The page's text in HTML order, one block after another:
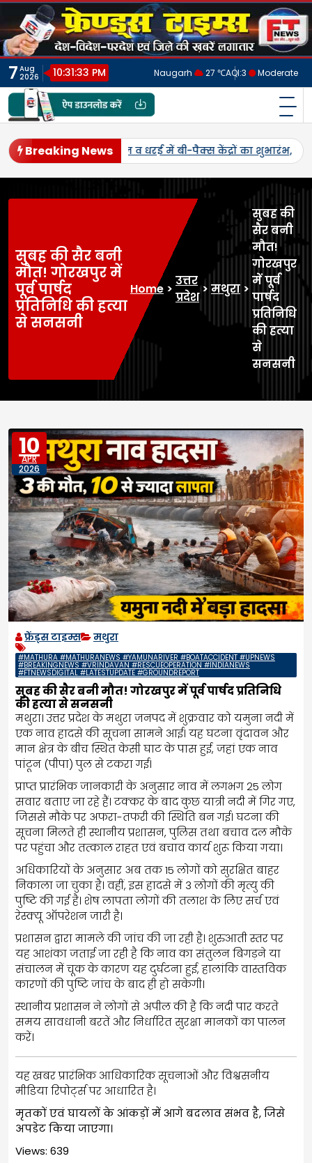
Skip
content
7 Aug
2026
10:31:36 PM Naugarh 27 ℃AQI:3 Moderate
फ्रेंड्स टाइम्स
Breaking News
में पहली बार एमएसपी पर होगी उड़द-मूंग की खरीद, सलोन के
सुबह की सैर बनी
मौत! गोरखपुर में
पूर्व पार्षद
प्रतिनिधि की हत्या
से सनसनी
Home >
उत्तर
प्रदेश
> मथुरा >
सुबह की
सैर बनी
मौत!
गोरखपुर
में पूर्व
पार्षद
प्रतिनिधि
की हत्या
से
सनसनी
10
APR
2026
फ्रेंड्स टाइम्स मथुरा
#MATHURA #MATHURANEWS #YAMUNARIVER #BOATACCIDENT #UPNEWS
#BREAKINGNEWS #VRINDAVAN #RESCUEOPERATION #INDIANEWS
#FTNEWSDIGITAL #LATESTUPDATE #GROUNDREPORT
सुबह की सैर बनी मौत! गोरखपुर में पूर्व पार्षद प्रतिनिधि
की हत्या से सनसनी
मथुरा। उत्तर प्रदेश के मथुरा जनपद में शुक्रवार को यमुना नदी में
एक नाव हादसे की सूचना सामने आई। यह घटना वृंदावन और
मान क्षेत्र के बीच स्थित केसी घाट के पास हुई, जहां एक नाव
पांटून (पीपा) पुल से टकरा गई।
प्राप्त प्रारंभिक जानकारी के अनुसार नाव में लगभग 25 लोग
सवार बताए जा रहे हैं। टक्कर के बाद कुछ यात्री नदी में गिर गए,
जिससे मौके पर अफरा-तफरी की स्थिति बन गई। घटना की
सूचना मिलते ही स्थानीय प्रशासन, पुलिस तथा बचाव दल मौके
पर पहुंचा और तत्काल राहत एवं बचाव कार्य शुरू किया गया।
अधिकारियों के अनुसार अब तक 15 लोगों को सुरक्षित बाहर
निकाला जा चुका है। वहीं, इस हादसे में 3 लोगों की मृत्यु की
पुष्टि की गई है। शेष लापता लोगों की तलाश के लिए सर्च एवं
रेस्क्यू ऑपरेशन जारी है।
प्रशासन द्वारा मामले की जांच की जा रही है। शुरुआती स्तर पर
यह आशंका जताई जा रही है कि नाव का संतुलन बिगड़ने या
संचालन में चूक के कारण यह दुर्घटना हुई, हालांकि वास्तविक
कारणों की पुष्टि जांच के बाद ही हो सकेगी।
स्थानीय प्रशासन ने लोगों से अपील की है कि नदी पार करते
समय सावधानी बरतें और निर्धारित सुरक्षा मानकों का पालन
करें।
यह खबर प्रारंभिक आधिकारिक सूचनाओं और विश्वसनीय
मीडिया रिपोर्ट्स पर आधारित है।
मृतकों एवं घायलों के आंकड़ों में आगे बदलाव संभव है, जिसे
अपडेट किया जाएगा।
Views: 639